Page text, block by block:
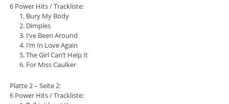
6 Power Hits / Trackliste:
Bury My Body
Dimples
I’ve Been Around
I’m In Love Again
The Girl Can’t Help It
For Miss Caulker
Platte 2 – Seite 2:
6 Power Hits / Trackliste: